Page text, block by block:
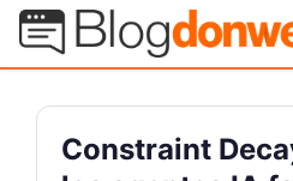
Saltar
contenido
Constraint